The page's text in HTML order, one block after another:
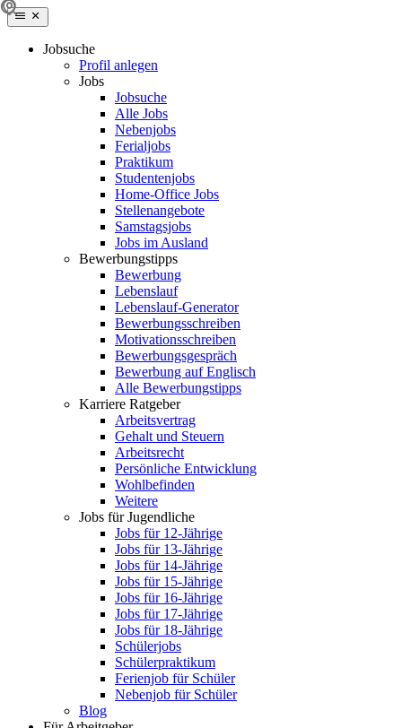
Jobsuche
Profil anlegen
Jobs
Jobsuche
Alle Jobs
Nebenjobs
Ferialjobs
Praktikum
Studentenjobs
Home-Office Jobs
Stellenangebote
Samstagsjobs
Jobs im Ausland
Bewerbungstipps
Bewerbung
Lebenslauf
Lebenslauf-Generator
Bewerbungsschreiben
Motivationsschreiben
Bewerbungsgespräch
Bewerbung auf Englisch
Alle Bewerbungstipps
Karriere Ratgeber
Arbeitsvertrag
Gehalt und Steuern
Arbeitsrecht
Persönliche Entwicklung
Wohlbefinden
Weitere
Jobs für Jugendliche
Jobs für 12-Jährige
Jobs für 13-Jährige
Jobs für 14-Jährige
Jobs für 15-Jährige
Jobs für 16-Jährige
Jobs für 17-Jährige
Jobs für 18-Jährige
Schülerjobs
Schülerpraktikum
Ferienjob für Schüler
Nebenjob für Schüler
Blog